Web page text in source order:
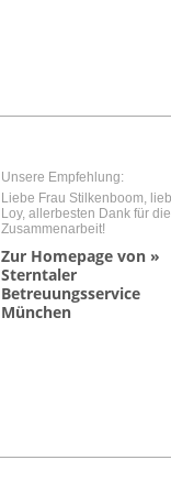
Unsere Empfehlung:
Liebe Frau Stilkenboom,
Loy, allerbesten Dank für
Zusammenarbeit!
Zur Homepage von »
Sterntaler
Betreuungsservice
München